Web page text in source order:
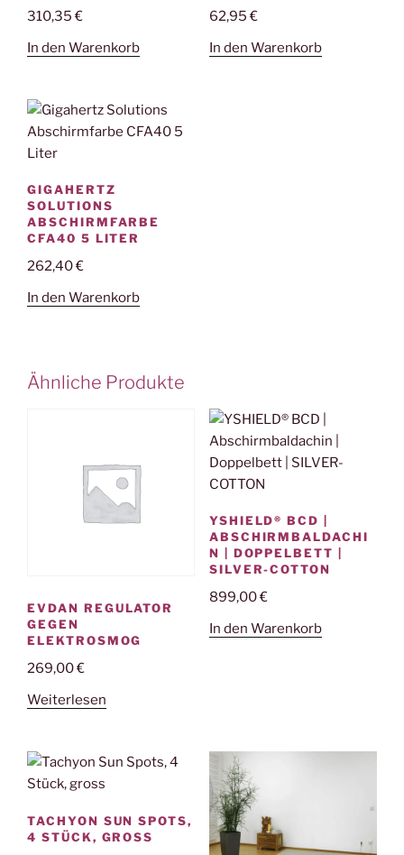
310,35€
In den Warenkorb
62,95€
In den Warenkorb
GIGAHERTZ
SOLUTIONS
ABSCHIRMFARBE
CFA40 5 LITER
262,40€
In den Warenkorb
Ähnliche Produkte
EVDAN REGULATOR
GEGEN
ELEKTROSMOG
269,00€
Weiterlesen
YSHIELD® BCD |
ABSCHIRMBALDACHI
N | DOPPELBETT |
SILVER-COTTON
899,00€
In den Warenkorb
TACHYON SUN SPOTS,
4 STÜCK, GROSS